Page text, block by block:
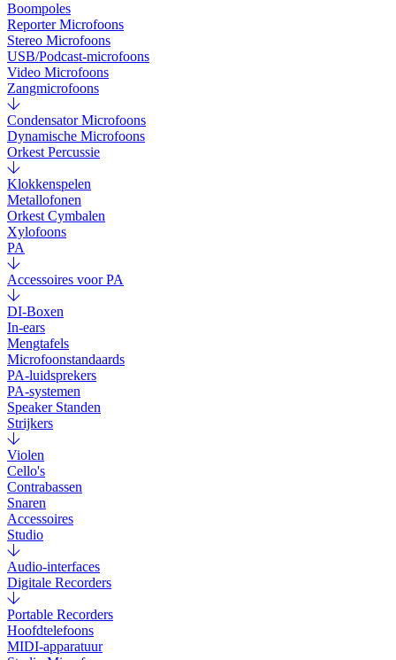
Boompoles
Reporter Microfoons
Stereo Microfoons
USB/Podcast-microfoons
Video Microfoons
Zangmicrofoons
Condensator Microfoons
Dynamische Microfoons
Orkest Percussie
Klokkenspelen
Metallofonen
Orkest Cymbalen
Xylofoons
PA
Accessoires voor PA
DI-Boxen
In-ears
Mengtafels
Microfoonstandaards
PA-luidsprekers
PA-systemen
Speaker Standen
Strijkers
Violen
Cello's
Contrabassen
Snaren
Accessoires
Studio
Audio-interfaces
Digitale Recorders
Portable Recorders
Hoofdtelefoons
MIDI-apparatuur